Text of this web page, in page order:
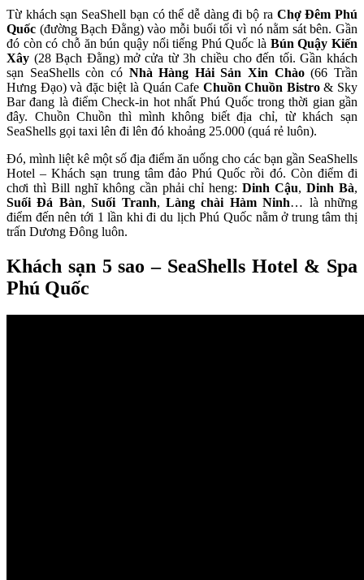
Từ khách sạn SeaShell bạn có thể dễ dàng đi bộ ra Chợ Đêm Phú
Quốc (đường Bạch Đằng) vào mỗi buổi tối vì nó nằm sát bên. Gần
đó còn có chỗ ăn bún quậy nổi tiếng Phú Quốc là Bún Quậy Kiến
Xây (28 Bạch Đằng) mở cửa từ 3h chiều cho đến tối. Gần khách
sạn SeaShells còn có Nhà Hàng Hải Sản Xin Chào(66 Trần
Hưng Đạo) và đặc biệt là Quán Cafe Chuồn Chuồn Bistro& Sky
Bar đang là điểm Check-in hot nhất Phú Quốc trong thời gian gần
đây. Chuồn Chuồn thì mình không biết địa chỉ, từ khách sạn
SeaShells gọi taxi lên đi lên đó khoảng 25.000 (quá rẻ luôn).
Đó, mình liệt kê một số địa điểm ăn uống cho các bạn gần SeaShells
Hotel – Khách sạn trung tâm đảo Phú Quốc rồi đó. Còn điểm đi
chơi thì Bill nghĩ không cần phải chỉ heng:Dinh Cậu,Dinh Bà,
Suối Đá Bàn,Suối Tranh,Làng chài Hàm Ninh… là những
điểm đến nên tới 1 lần khi đi du lịch Phú Quốc nằm ở trung tâm thị
trấn Dương Đông luôn.
Khách sạn 5 sao – SeaShells Hotel & Spa
Phú Quốc